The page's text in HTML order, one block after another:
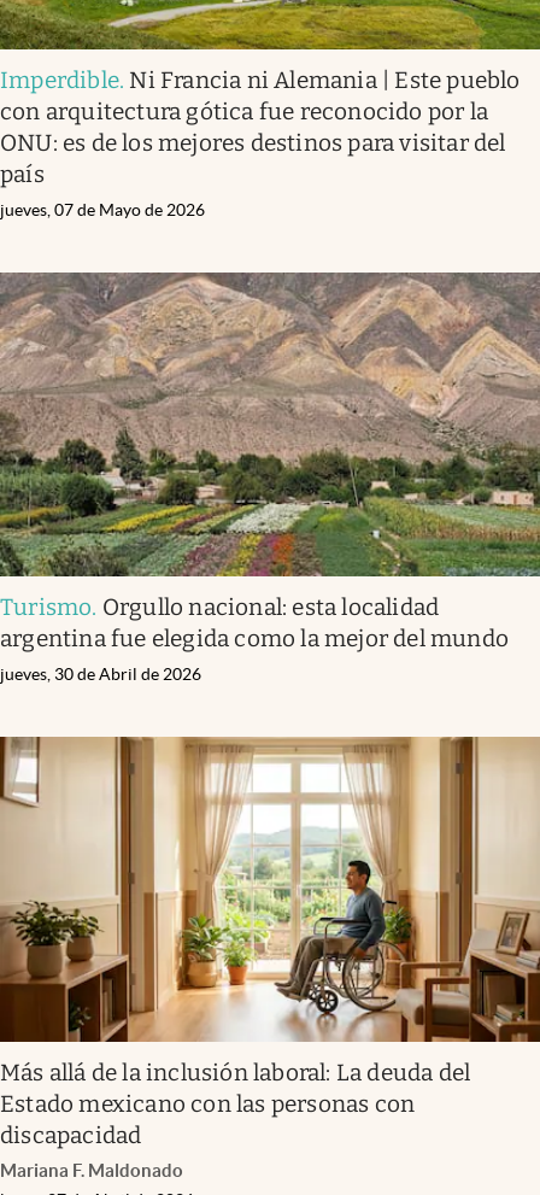
Imperdible. Ni Francia ni Alemania | Este pueblo
con arquitectura gótica fue reconocido por la
ONU: es de los mejores destinos para visitar del
país
jueves, 07 de Mayo de 2026
Turismo. Orgullo nacional: esta localidad
argentina fue elegida como la mejor del mundo
jueves, 30 de Abril de 2026
Más allá de la inclusión laboral: La deuda del
Estado mexicano con las personas con
discapacidad
Mariana F. Maldonado